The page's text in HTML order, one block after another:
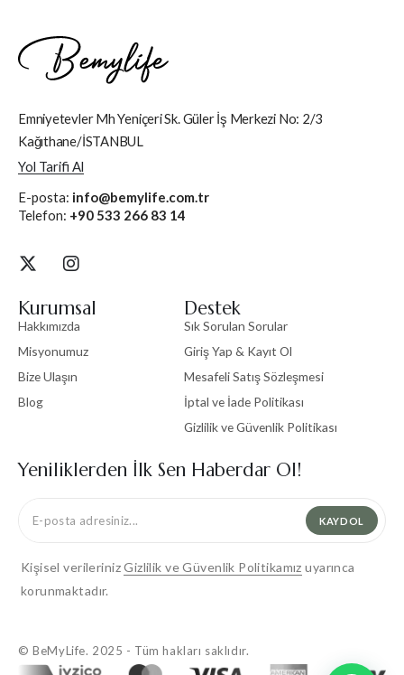
Emniyetevler Mh Yeniçeri Sk. Güler İş Merkezi No: 2/3
Kağıthane/İSTANBUL
Yol Tarifi Al
E-posta: info@bemylife.com.tr
Telefon: +90 533 266 83 14
Kurumsal
Hakkımızda
Misyonumuz
Bize Ulaşın
Blog
Destek
Sık Sorulan Sorular
Giriş Yap & Kayıt Ol
Mesafeli Satış Sözleşmesi
İptal ve İade Politikası
Gizlilik ve Güvenlik Politikası
Yeniliklerden İlk Sen Haberdar Ol!
KAYDOL
Kişisel verilerinizGizlilik ve Güvenlik Politikamız uyarınca
korunmaktadır.
© BeMyLife. 2025 - Tüm hakları saklıdır.